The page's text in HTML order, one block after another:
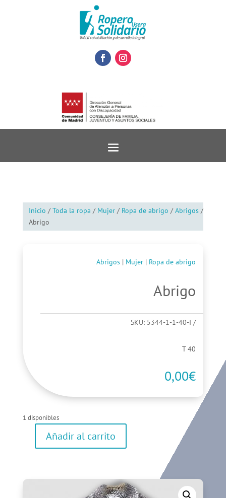
Inicio /Toda la ropa / Mujer/ Ropa de abrigo /Abrigos/
Abrigo
Abrigos | Mujer | Ropa de abrigo
Abrigo
SKU: 5344-1-1-40-I
T 40
0,00€
1 disponibles
Añadir al carrito